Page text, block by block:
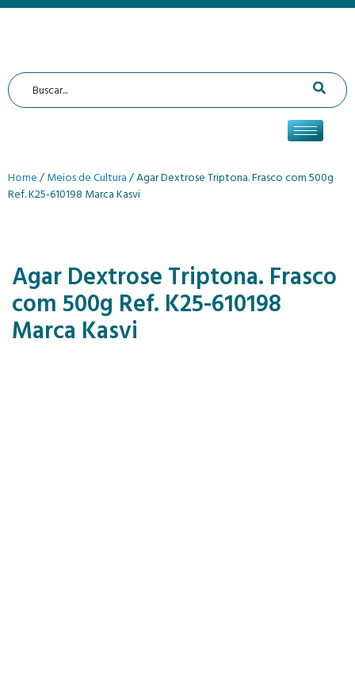
Home/Meios de Cultura/ Agar Dextrose Triptona. Frasco com 500g
Ref. K25-610198 Marca Kasvi
Agar Dextrose Triptona. Frasco
com 500g Ref. K25-610198
Marca Kasvi